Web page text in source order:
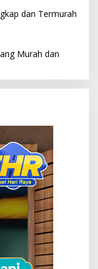
dan Termurah
Murah dan